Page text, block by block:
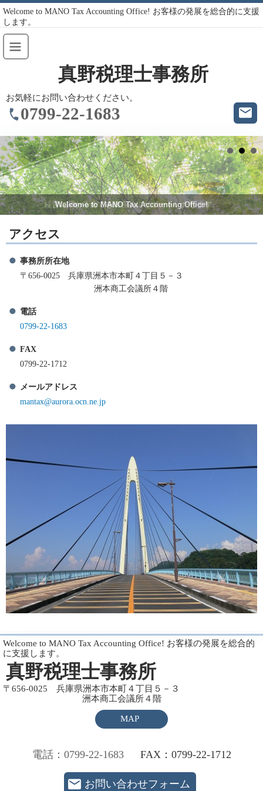
Welcome to MANO Tax Accounting Office! お客様の発展を総合的に支援
します。
真野税理士事務所
お気軽にお問い合わせください。
0799-22-1683
Welcome to MANO Tax Accounting Office!
経営に関わる全てを総合的にサポートいたします。
アクセス
事務所所在地
〒656-0025 兵庫県洲本市本町４丁目５－３
洲本商工会議所４階
電話
0799-22-1683
FAX
0799-22-1712
メールアドレス
mantax@aurora.ocn.ne.jp
Welcome to MANO Tax Accounting Office! お客様の発展を総合的
に支援します。
真野税理士事務所
〒656-0025 兵庫県洲本市本町４丁目５－３
洲本商工会議所４階
MAP
電話：0799-22-1683 FAX：0799-22-1712
お問い合わせフォーム